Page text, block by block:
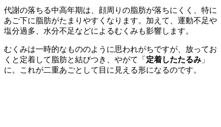
代謝の落ちる中高年期は、顔周りの脂肪が落ちにくく、特に
あご下に脂肪がたまりやすくなります。加えて、運動不足や
塩分過多、水分不足などによるむくみも影響します。
むくみは一時的なもののように思われがちですが、放ってお
くと定着して脂肪と結びつき、やがて「 定着したたるみ 」
に。これが二重あごとして目に見える形になるのです。